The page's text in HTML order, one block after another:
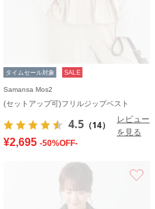
タイムセール対象 SALE
Samansa Mos2
(セットアップ可)フリルジップベスト
4.5 （14）
レビュー
を見る
¥2,695 -50%OFF-